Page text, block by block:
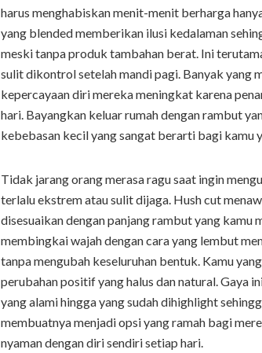
harus menghabiskan menit-menit berharga
yang blended memberikan ilusi kedalaman
meski tanpa produk tambahan berat. Ini
sulit dikontrol setelah mandi pagi. Banyak yang
kepercayaan diri mereka meningkat karena
hari. Bayangkan keluar rumah dengan rambut
kebebasan kecil yang sangat berarti bagi
Tidak jarang orang merasa ragu saat ingin
terlalu ekstrem atau sulit dijaga. Hush cut
disesuaikan dengan panjang rambut yang kamu
membingkai wajah dengan cara yang lembut
tanpa mengubah keseluruhan bentuk. Kamu
perubahan positif yang halus dan natural. Gaya
yang alami hingga yang sudah dihighlight
membuatnya menjadi opsi yang ramah bagi
nyaman dengan diri sendiri setiap hari.